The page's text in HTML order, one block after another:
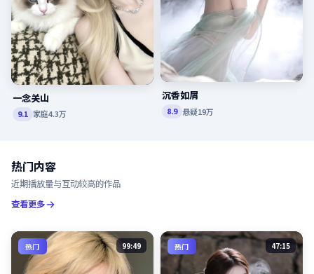
一念关山
9.1 家庭4.3万
沉香如屑
8.9 悬疑19万
热门内容
近期播放量与互动较高的作品
查看更多
热门 99:49 热门 47:15